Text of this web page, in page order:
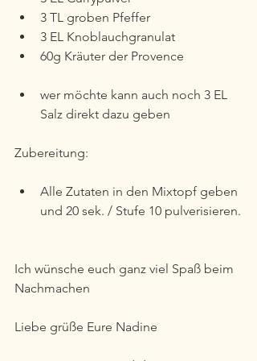
3 TL groben Pfeffer
3 EL Knoblauchgranulat
60g Kräuter der Provence
wer möchte kann auch noch 3 EL
Salz direkt dazu geben
Zubereitung:
Alle Zutaten in den Mixtopf geben
und 20 sek. / Stufe 10 pulverisieren.
Ich wünsche euch ganz viel Spaß beim
Nachmachen
Liebe grüße Eure Nadine